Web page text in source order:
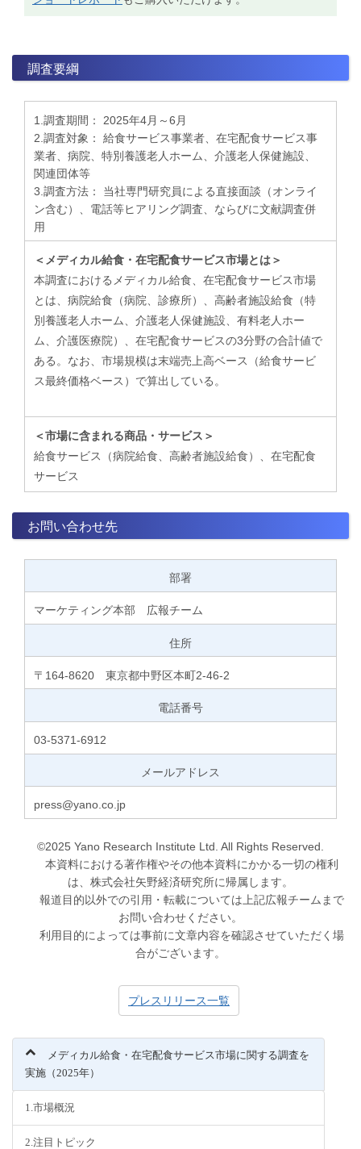
調査要綱
1.調査期間： 2025年4月～6月
2.調査対象： 給食サービス事業者、在宅配食サービス事
業者、病院、特別養護老人ホーム、介護老人保健施設、
関連団体等
3.調査方法： 当社専門研究員による直接面談（オンライ
ン含む）、電話等ヒアリング調査、ならびに文献調査併
用
＜メディカル給食・在宅配食サービス市場とは＞
本調査におけるメディカル給食、在宅配食サービス市場
とは、病院給食（病院、診療所）、高齢者施設給食（特
別養護老人ホーム、介護老人保健施設、有料老人ホー
ム、介護医療院）、在宅配食サービスの3分野の合計値で
ある。なお、市場規模は末端売上高ベース（給食サービ
ス最終価格ベース）で算出している。
＜市場に含まれる商品・サービス＞
給食サービス（病院給食、高齢者施設給食）、在宅配食
サービス
お問い合わせ先
部署
マーケティング本部 広報チーム
住所
〒164-8620 東京都中野区本町2-46-2
電話番号
03-5371-6912
メールアドレス
press@yano.co.jp
©2025 Yano Research Institute Ltd. All Rights Reserved.
本資料における著作権やその他本資料にかかる一切の権利
は、株式会社矢野経済研究所に帰属します。
報道目的以外での引用・転載については上記広報チームまで
お問い合わせください。
利用目的によっては事前に文章内容を確認させていただく場
合がございます。
プレスリリース一覧
メディカル給食・在宅配食サービス市場に関する調査を
実施（2025年）
1.市場概況
2.注目トピック